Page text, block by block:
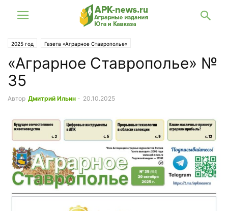
2025 год Газета «Аграрное Ставрополье»
«Аграрное Ставрополье» №
35
Автор Дмитрий Ильин - 20.10.2025